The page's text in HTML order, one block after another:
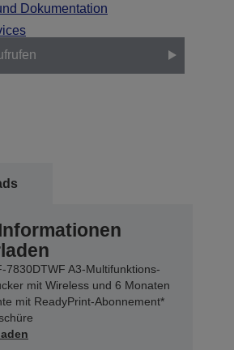
Dokumentation
7830DTWF A3-Multifunktions-
mit Wireless und 6 Monaten
mit ReadyPrint-Abonnement*